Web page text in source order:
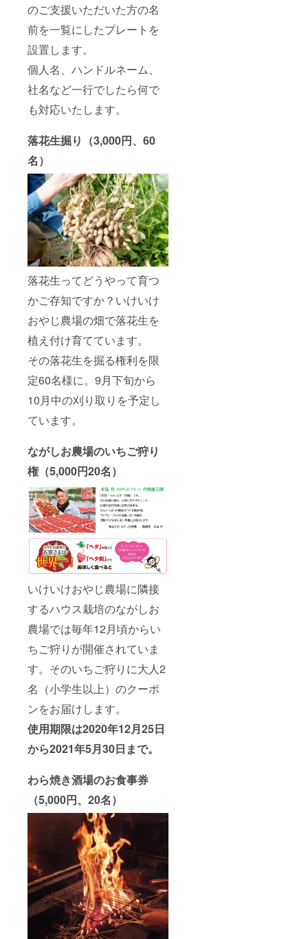
のご支援いただいた方の名
前を一覧にしたプレートを
設置します。
個人名、ハンドルネーム、
社名など一行でしたら何で
も対応いたします。
落花生掘り（3,000円、60
名）
落花生ってどうやって育つ
かご存知ですか？いけいけ
おやじ農場の畑で落花生を
植え付け育てています。
その落花生を掘る権利を限
定60名様に。9月下旬から
10月中の刈り取りを予定し
ています。
ながしお農場のいちご狩り
権（5,000円20名）
いけいけおやじ農場に隣接
するハウス栽培のながしお
農場では毎年12月頃からい
ちご狩りが開催されていま
す。そのいちご狩りに大人2
名（小学生以上）のクーポ
ンをお届けします。
使用期限は2020年12月25日
から2021年5月30日まで。
わら焼き酒場のお食事券
（5,000円、20名）